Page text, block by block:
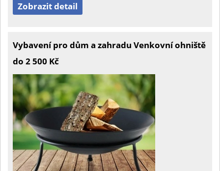
Zobrazit detail
Vybavení pro dům a zahradu Venkovní ohniště
do 2 500 Kč